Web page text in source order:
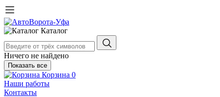
Каталог
Ничего не найдено
Показать все
Корзина 0
Наши работы
Контакты